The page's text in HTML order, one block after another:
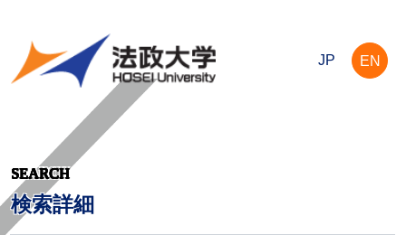
JP EN
SEARCH
検索詳細